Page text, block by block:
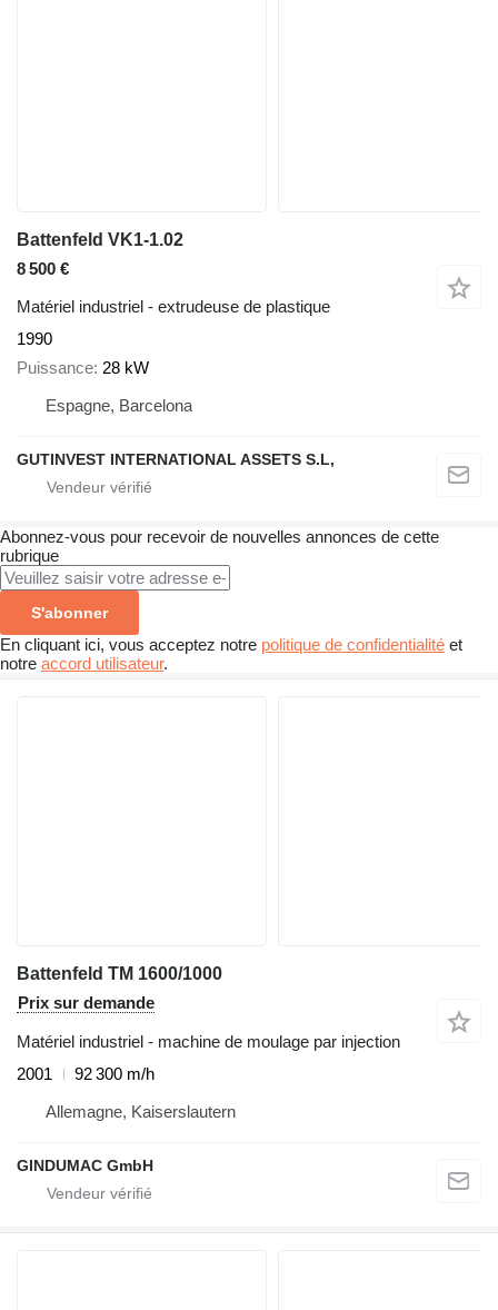
Battenfeld VK1-1.02
8 500 €
Matériel industriel - extrudeuse de plastique
1990
Puissance 28 kW
Espagne, Barcelona
GUTINVEST INTERNATIONAL ASSETS S.L,
Abonnez-vous pour recevoir de nouvelles annonces de cette
rubrique
S'abonner
En cliquant ici, vous acceptez notre politique de confidentialité et
notre accord utilisateur.
Battenfeld TM 1600/1000
Prix sur demande
Matériel industriel - machine de moulage par injection
2001
92 300 m/h
Allemagne, Kaiserslautern
GINDUMAC GmbH